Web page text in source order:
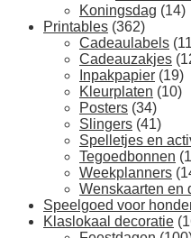
Koningsdag (14)
Printables (362)
Cadeaulabels
Cadeauzakjes
Inpakpapier (19)
Kleurplaten (10)
Posters (34)
Slingers (41)
Spelletjes en
Tegoedbonnen
Weekplanners
Wenskaarten en
Speelgoed voor
Klaslokaal decoratie